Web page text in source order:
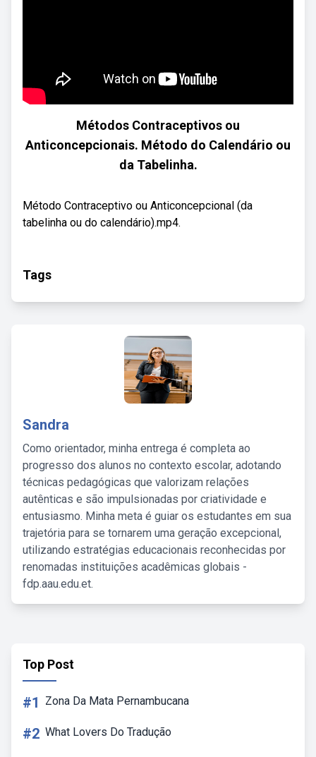
Métodos Contraceptivos ou
Anticoncepcionais. Método do Calendário ou
da Tabelinha.
Método Contraceptivo ou Anticoncepcional (da
tabelinha ou do calendário).mp4.
Tags
Sandra
Como orientador, minha entrega é completa ao
progresso dos alunos no contexto escolar, adotando
técnicas pedagógicas que valorizam relações
autênticas e são impulsionadas por criatividade e
entusiasmo. Minha meta é guiar os estudantes em sua
trajetória para se tornarem uma geração excepcional,
utilizando estratégias educacionais reconhecidas por
renomadas instituições acadêmicas globais -
fdp.aau.edu.et.
Top Post
#1 Zona Da Mata Pernambucana
#2 What Lovers Do Tradução